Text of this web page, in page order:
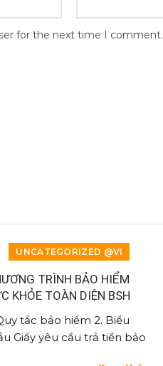
for the next time I comment.
UNCATEGORIZED @VI
TRÌNH BẢO HIỂM
KHỎE TOÀN DIỆN BSH
365+
tắc bảo hiểm 2. Biểu
Giấy yêu cầu trả tiền bảo